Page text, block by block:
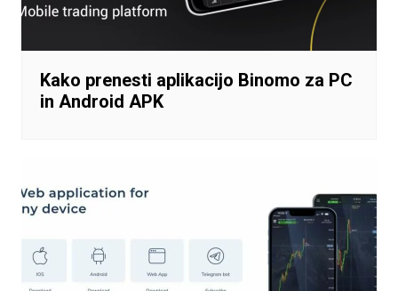
Kako prenesti aplikacijo Binomo za PC
in Android APK